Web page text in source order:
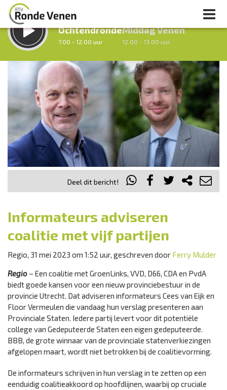
LUISTER LIVE:
Ochtendronde
7.00 - 12.00 uur
Middag Venen
12.00 - 13.00 uur
Vorig uur uur 1 van 0 Volgend uur
Inklappen
Deel dit bericht!
Informateurs adviseren
coalitie met vijf partijen
Regio, 31 mei 2023 om 1:52 uur, geschreven door Ferry Mulder
Regio – Een coalitie met GroenLinks, VVD, D66, CDA en PvdA
biedt goede kansen voor een nieuw provinciebestuur in de
provincie Utrecht. Dat adviseren informateurs Cees van Eijk en
Floor Vermeulen die vandaag hun verslag presenteren aan
Provinciale Staten. Iedere partij levert voor dit potentiële
college van Gedeputeerde Staten een eigen gedeputeerde.
BBB, de grote winnaar van de provinciale statenverkiezingen
afgelopen maart, wordt niet betrokken bij de coalitievorming.
De informateurs schrijven in hun verslag in te zetten op een
eenduidig coalitieakkoord op hoofdlijnen, waarbij op cruciale